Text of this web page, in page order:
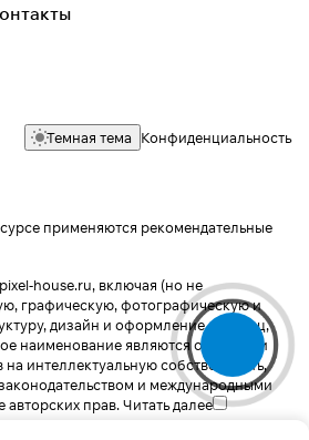
Темная тема Конфиденциальность
применяются рекомендательные
house.ru, включая (но не
графическую, фотографическую и
дизайн и оформление страниц,
наименование являются объектами
интеллектуальную собственность,
и международными
авторских прав.Читать далее